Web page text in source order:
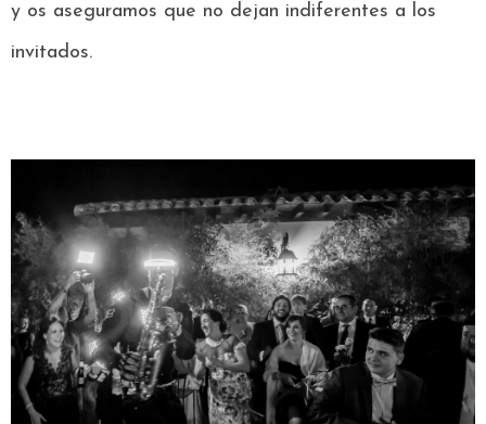
y os aseguramos que no dejan indiferentes a los
invitados.